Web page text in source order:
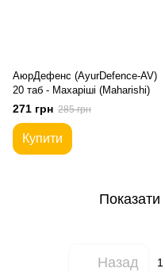
АюрДефенс (AyurDefence-AV)
20 таб - Махаріші (Maharishi)
271 грн 285 грн
Купити
Показати
Назад 1